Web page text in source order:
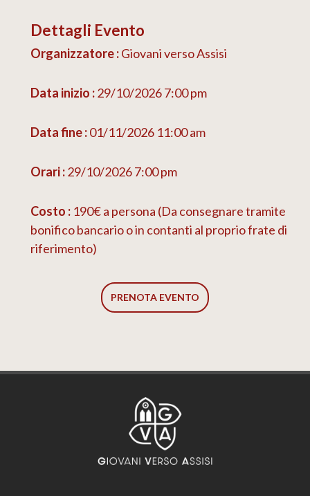
Dettagli Evento
Organizzatore :Giovani verso Assisi
Data inizio :29/10/2026 7:00 pm
Data fine :01/11/2026 11:00 am
Orari :29/10/2026 7:00 pm
Costo : 190€ a persona (Da consegnare tramite
bonifico bancario o in contanti al proprio frate di
riferimento)
PRENOTA EVENTO